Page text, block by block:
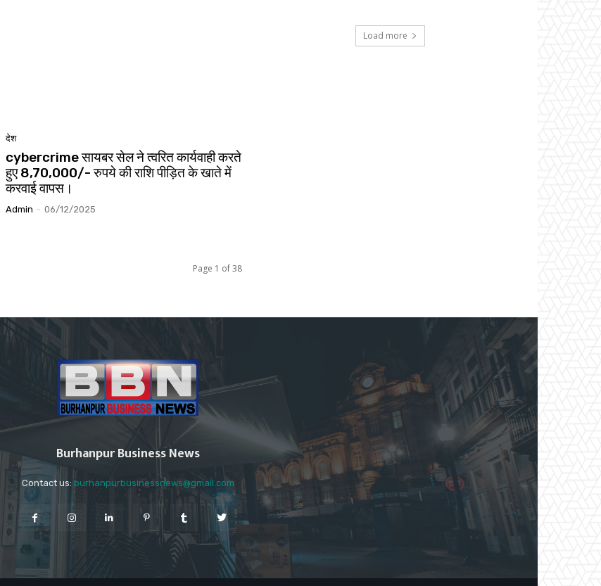
देश
cybercrime सायबर सेल ने त्वरित कार्यवाही करते
हुए 8,70,000/- रुपये की राशि पीड़ित के खाते में
करवाई वापस।
Admin - 06/12/2025
Page 1 of 38
Load more
Burhanpur Business News
Contact us: burhanpurbusinessnews@gmail.com